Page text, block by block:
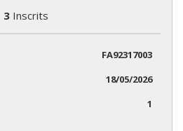
3 Inscrits
FA92317003
18/05/2026
1